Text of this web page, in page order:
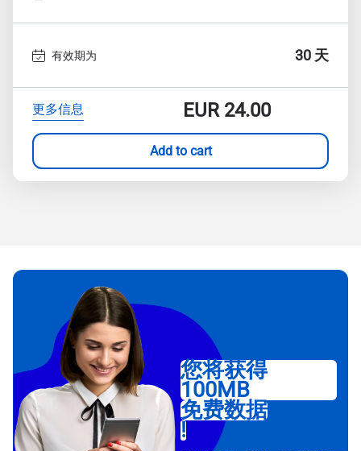
有效期为 30 天
更多信息 EUR24.00
Add to cart
您将获得
100MB
免费数据
!